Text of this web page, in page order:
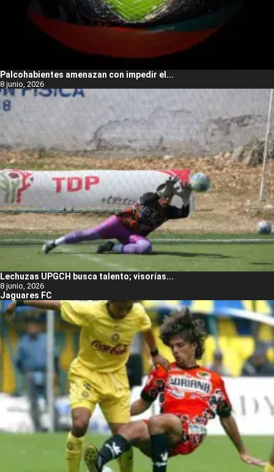
Palcohabientes amenazan con impedir el...
8 junio, 2026
Lechuzas UPGCH busca talento; visorías...
8 junio, 2026
Jaguares FC